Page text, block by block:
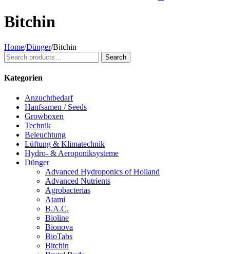
Bitchin
Home/Dünger/Bitchin
Search
for:
Search
Kategorien
Anzuchtbedarf
Hanfsamen / Seeds
Growboxen
Technik
Beleuchtung
Lüftung & Klimatechnik
Hydro- & Aeroponiksysteme
Dünger
Advanced Hydroponics of Holland
Advanced Nutrients
Agrobacterias
Atami
B.A.C.
Bioline
Bionova
BioTabs
Bitchin